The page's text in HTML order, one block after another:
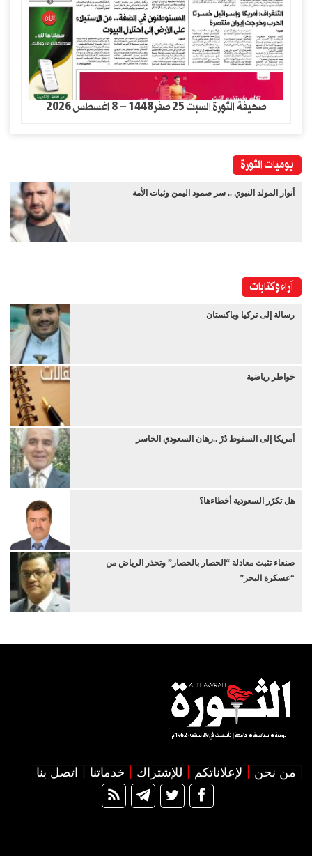
صحيفة الثورة السبت 25 صفر1448 – 8 اغسطس 2026
يوميات الثورة
أنوار المولد النبوي .. سر صمود اليمن وثبات الأمة
آراء وكتابات
رسالة إلى تركيا وباكستان
خواطر رياضية
أمريكا إلى السقوط دُرْ ..رهان السعودي الخاسر
هل تكرّر السعودية أخطاءها؟
صنعاء تثبت معادلة “الحصار بالحصار” وتحذر الرياض من
“عسكرة البحر”
من نحن لإعلاناتكم للإشتراك خدماتنا اتصل بنا